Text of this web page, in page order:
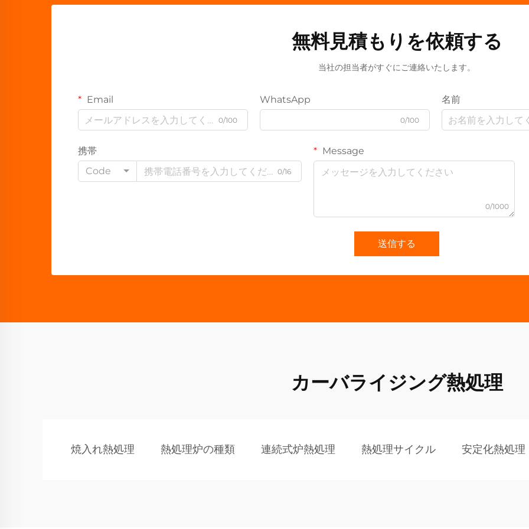
無料見積もりを依頼する
当社の担当者がすぐにご連絡いたします。
Email
0/100
WhatsApp
0/100
名前
携帯
Code
0/16
Message
0/1000
送信する
カーバライジング熱処理
焼入れ熱処理 熱処理炉の種類 連続式炉熱処理 熱処理サイクル 安定化熱処理